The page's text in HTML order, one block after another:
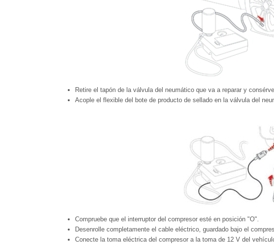
Retire el tapón de la válvula del neumático que va a reparar y
Acople el flexible del bote de producto de sellado en la válvula del
Compruebe que el interruptor del compresor esté en posición "O".
Desenrolle completamente el cable eléctrico, guardado bajo el
Conecte la toma eléctrica del compresor a la toma de 12 V del